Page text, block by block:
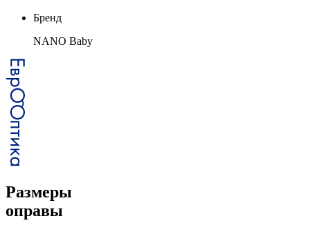
Бренд
NANO Baby
Размеры
оправы